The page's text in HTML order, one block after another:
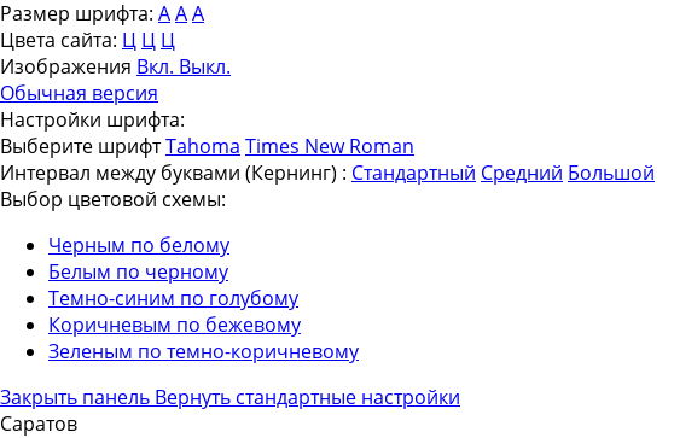
Размер шрифта: AAA
Цвета сайта: Ц Ц Ц
Изображения Вкл. Выкл.
Обычная версия
Настройки шрифта:
Выберите шрифтTahoma Times New Roman
Интервал между буквами (Кернинг) : Стандартный Средний Большой
Выбор цветовой схемы:
Черным по белому
Белым по черному
Темно-синим по голубому
Коричневым по бежевому
Зеленым по темно-коричневому
Закрыть панель Вернуть стандартные настройки
Саратов